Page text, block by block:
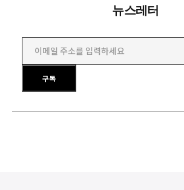
뉴스레터
구독